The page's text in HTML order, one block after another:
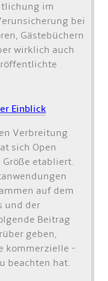
im
bei
Gästebüchern
wirklich auch
Einblick
Verbreitung
sich Open
Größe etabliert.
auf dem
und der
Beitrag
geben,
kommerzielle -
beachten hat.